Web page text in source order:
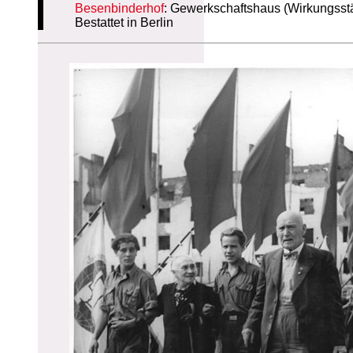
Besenbinderhof: Gewerkschaftshaus
Bestattet in Berlin